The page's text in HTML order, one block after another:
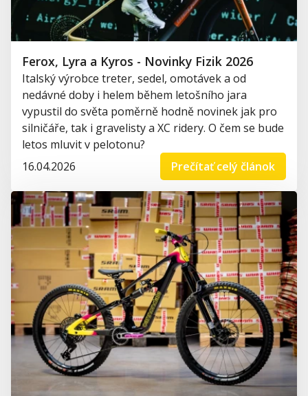
Ferox, Lyra a Kyros - Novinky Fizik 2026
Italský výrobce treter, sedel, omotávek a od
nedávné doby i helem během letošního jara
vypustil do světa poměrně hodně novinek jak pro
silničáře, tak i gravelisty a XC ridery. O čem se bude
letos mluvit v pelotonu?
16.04.2026
Prečítať celý článok